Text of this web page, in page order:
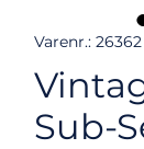
Varenr.: 26362
Sub-